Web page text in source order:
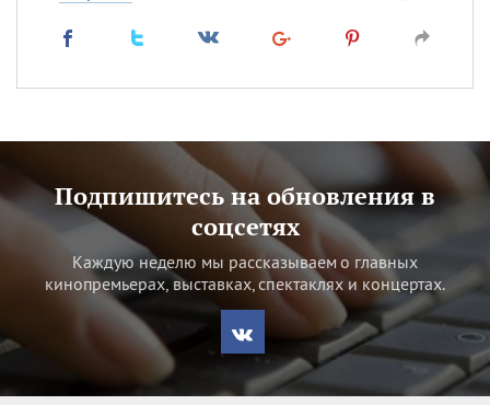
Подпишитесь на обновления в
соцсетях
Каждую неделю мы рассказываем о главных
кинопремьерах, выставках, спектаклях и концертах.